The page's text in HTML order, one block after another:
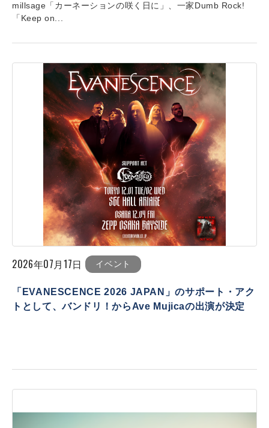
millsage「カーネーションの咲く日に」、一家Dumb Rock!
「Keep on...
2026年07月17日 イベント
「EVANESCENCE 2026 JAPAN」のサポート・アク
トとして、バンドリ！からAve Mujicaの出演が決定